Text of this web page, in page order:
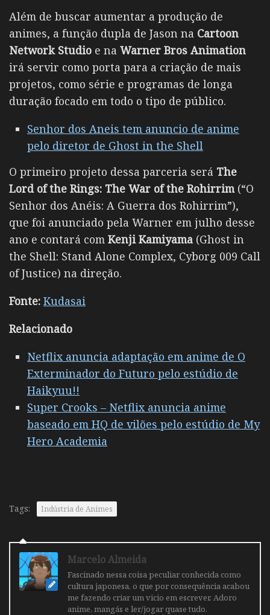
Além de buscar aumentar a produção de
animes, a função dupla de Jason na Cartoon
Network Studio e na Warner Bros Animation
irá servir como porta para a criação de mais
projetos, como série e programas de longa
duração focado em todo o tipo de público.
Senhor dos Aneis tem anuncio de anime
pelo diretor de Ghost in the Shell
O primeiro projeto dessa parceria será The
Lord of the Rings: The War of the Rohirrim(“O
Senhor dos Anéis: A Guerra dos Rohirrim”),
que foi anunciado pela Warner em julho desse
ano e contará com Kenji Kamiyama (Ghost in
the Shell: Stand Alone Complex, Cyborg 009 Call
of Justice) na direção.
Fonte: Kudasai
Relacionado
Netflix anuncia adaptação em anime de O
Exterminador do Futuro pelo estúdio de
Haikyuu!!
Super Crooks – Netflix anuncia anime
baseado em HQ de vilões pelo estúdio de My
Hero Academia
Tags: Indústria de Animes
Marcelo Almeida
Fascinado nessa coisa peculiar conhecida como
cultura japonesa, o que por consequência acabou
me fazendo criar um vicio em escrever. Adoro
anime, mangás e ler/jogar quase tudo.